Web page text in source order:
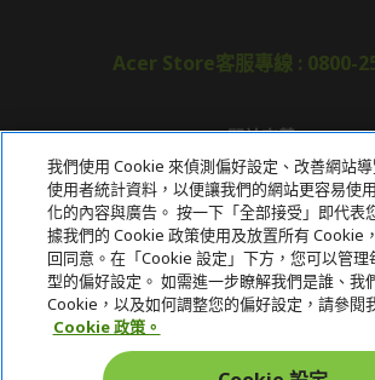
Acer Store客服專線 : 0800-
關於宏碁
服務
宏碁網路商城
帳戶
我們使用 Cookie 來偵測偏好設定、改善網站
使用者統計資料，以便讓我們的網站更容易使
化的內容與廣告。 按一下「全部接受」即代表
據我們的 Cookie 政策使用及放置所有 Cookie
回同意。在「Cookie 設定」下方，您可以管理
型的偏好設定。 如需進一步瞭解我們是誰、我
Cookie，以及如何調整您的偏好設定，請參閱
Cookie 政策。